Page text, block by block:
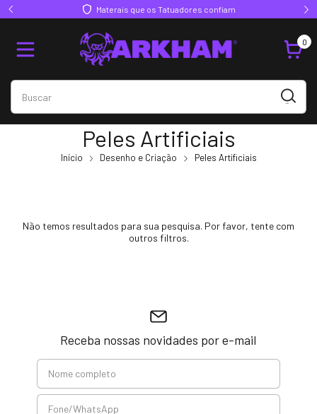
Materais que os Tatuadores confiam
0
Peles Artificiais
Início Desenho e Criação Peles Artificiais
Não temos resultados para sua pesquisa. Por favor, tente com
outros filtros.
Receba nossas novidades por e-mail